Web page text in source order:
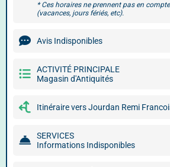
* Ces horaires ne prennent pas en
(vacances, jours fériés, etc).
Avis Indisponibles
ACTIVITÉ PRINCIPALE
Magasin d'Antiquités
Itinéraire vers Jourdan Remi
SERVICES
Informations Indisponibles